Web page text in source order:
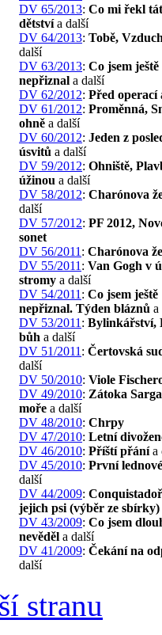
DV 65/2013: Co mi řekl
dětstvía další
DV 64/2013: Tobě,
další
DV 63/2013: Co jsem ještě
nepřiznal a další
DV 62/2012: Před operací
DV 61/2012: Proměnná,
ohně a další
DV 60/2012: Jeden z
úsvitů a další
DV 59/2012: Ohniště,
úžinou a další
DV 58/2012: Charónova
další
DV 57/2012: PF 2012,
sonet
DV 56/2011 : Charónova
DV 55/2011 : Van Gogh v
stromy a další
DV 54/2011 : Co jsem ještě
nepřiznal. Týden bláznů a
DV 53/2011 : Bylinkářství,
bůh a další
DV 51/2011 : Čertovská
další
DV 50/2010: Viole
DV 49/2010: Zátoka
moře a další
DV 48/2010: Chrpy
DV 47/2010: Letní
DV 46/2010: Příští přánía
DV 45/2010: První
další
DV 44/2009:
jejich psi (výběr ze sbírky)
DV 43/2009: Co jsem
nevěděl a další
DV 41/2009: Čekání na
další
stranu